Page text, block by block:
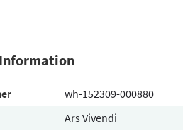
wh-152309-000880
Ars Vivendi